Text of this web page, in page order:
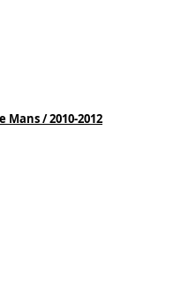
Mans / 2010-2012